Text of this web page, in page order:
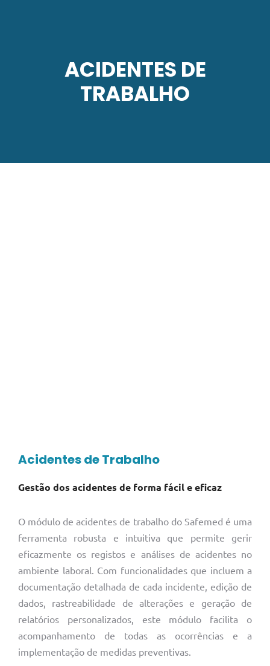
ACIDENTES DE
TRABALHO
Acidentes de Trabalho
Gestão dos acidentes de forma fácil e eficaz
O módulo de acidentes de trabalho do Safemed é uma
ferramenta robusta e intuitiva que permite gerir
eficazmente os registos e análises de acidentes no
ambiente laboral. Com funcionalidades que incluem a
documentação detalhada de cada incidente, edição de
dados, rastreabilidade de alterações e geração de
relatórios personalizados, este módulo facilita o
acompanhamento de todas as ocorrências e a
implementação de medidas preventivas.